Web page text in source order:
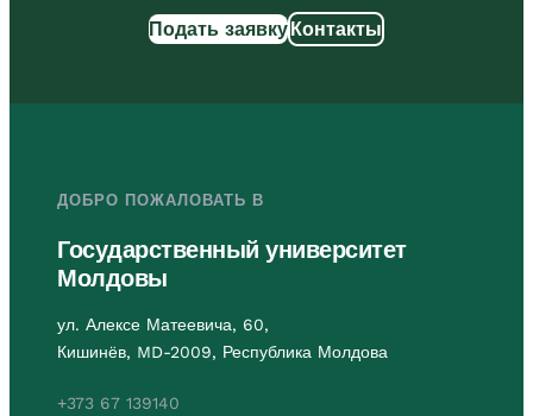
Подать заявку Контакты
ДОБРО ПОЖАЛОВАТЬ В
Государственный университет
Молдовы
ул. Алексе Матеевича, 60,
Кишинёв, MD-2009, Республика Молдова
+373 67 139140